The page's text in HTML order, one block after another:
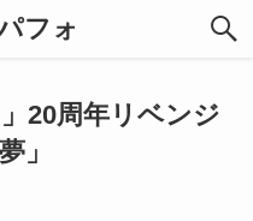
フォ
20周年リベンジ
」